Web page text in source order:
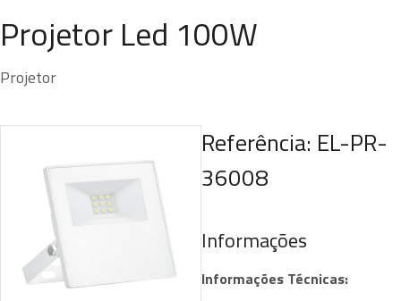
Projetor Led 100W
Projetor
Referência: EL-PR-
36008
Informações
Informações Técnicas: